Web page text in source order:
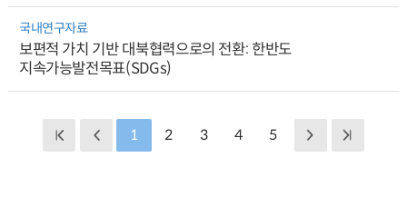
국내연구자료
보편적 가치 기반 대북협력으로의 전환: 한반도
지속가능발전목표(SDGs)
1 2 3 4 5